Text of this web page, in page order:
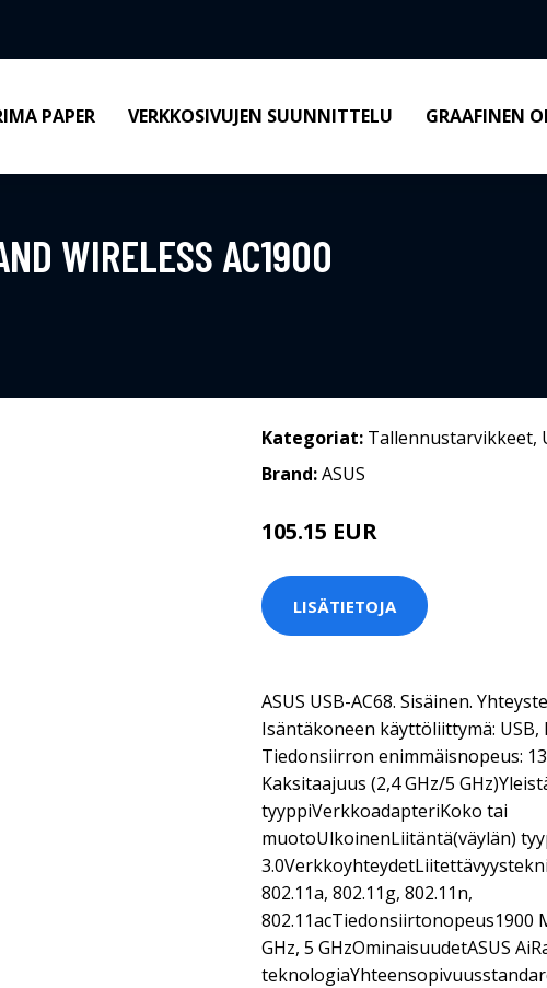
PAPER VERKKOSIVUJEN SUUNNITTELU GRAAFINEN
WIRELESS AC1900
Kategoriat: Tallennustarvikkeet,
Brand:ASUS
105.15 EUR
LISÄTIETOJA
ASUS USB-AC68. Sisäinen.
Isäntäkoneen käyttöliittymä: USB,
Tiedonsiirron enimmäisnopeus:
Kaksitaajuus (2,4 GHz/5
tyyppiVerkkoadapteriKoko tai
muotoUlkoinenLiitäntä(väylän)
802.11a, 802.11g, 802.11n,
802.11acTiedonsiirtonopeus1900
GHz, 5 GHzOminaisuudetASUS